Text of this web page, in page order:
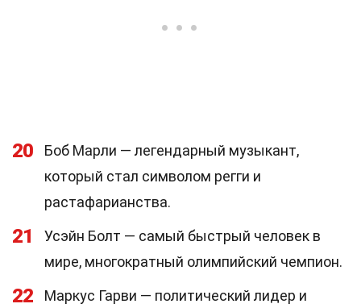
20
Боб Марли — легендарный музыкант,
который стал символом регги и
растафарианства.
21
Усэйн Болт — самый быстрый человек в
мире, многократный олимпийский чемпион.
22
Маркус Гарви — политический лидер и